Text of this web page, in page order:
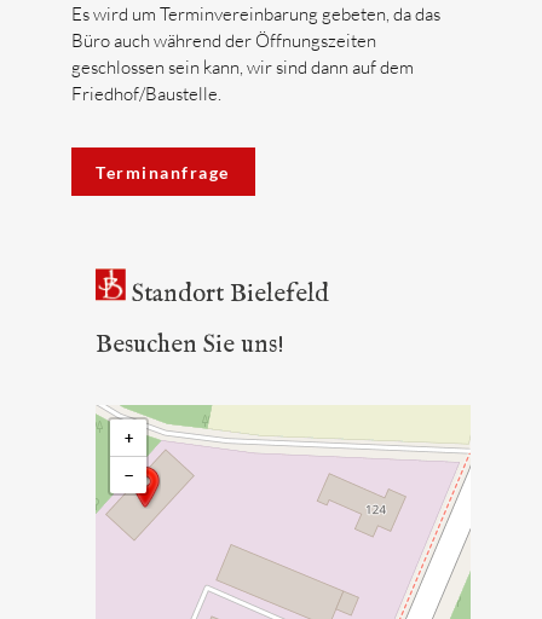
Es wird um Terminvereinbarung gebeten, da das
Büro auch während der Öffnungszeiten
geschlossen sein kann, wir sind dann auf dem
Friedhof/Baustelle.
Terminanfrage
Standort Bielefeld
Besuchen Sie uns!
+
−